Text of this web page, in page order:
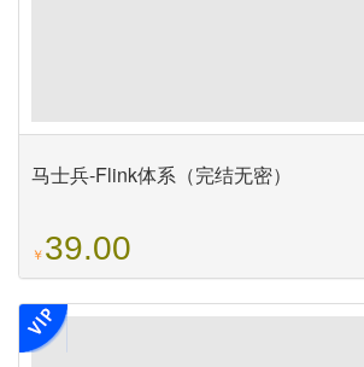
马士兵-Flink体系（完结无密）
￥39.00